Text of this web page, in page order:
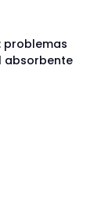
problemas
absorbente